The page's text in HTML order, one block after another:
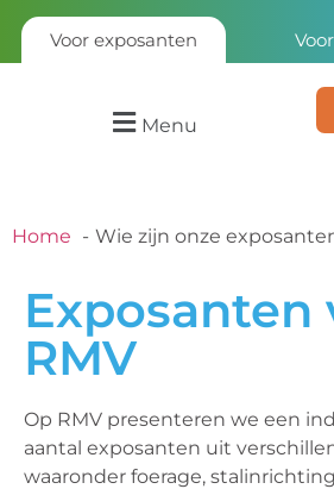
Voor exposanten
Menu
Home Wie zijn onze
Exposanten
RMV
Op RMV presenteren we een
aantal exposanten uit
waaronder foerage,